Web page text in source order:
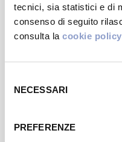
tecnici, sia statistici e di
consenso di seguito
consulta la cookie policy
delNECESSARI
PREFERENZE